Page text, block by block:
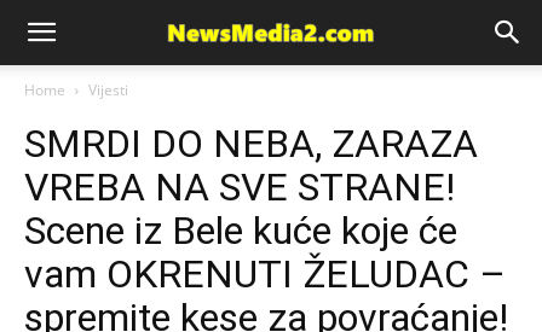
News
Media
Home Vijesti
SMRDI DO NEBA, ZARAZA
VREBA NA SVE STRANE!
Scene iz Bele kuće koje će
vam OKRENUTI ŽELUDAC –
spremite kese za povraćanje!